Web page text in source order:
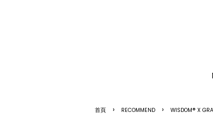
首頁 › RECOMMEND › WISDOM® X